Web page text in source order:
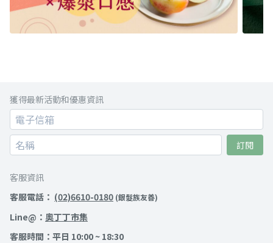
獲得最新活動和優惠資訊
訂閱
客服資訊
客服電話： (02)6610-0180 (銀髮族友善)
Line@： 奧丁丁市集
客服時間：平日 10:00 ~ 18:30